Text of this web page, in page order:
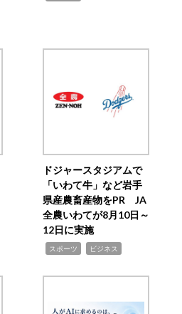
ドジャースタジアムで
「いわて牛」など岩手
県産農畜産物をPR JA
全農いわてが8月10日～
12日に実施
スポーツ ビジネス